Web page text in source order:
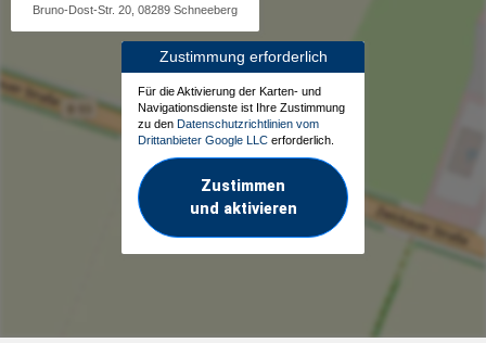
Bruno-Dost-Str. 20, 08289 Schneeberg
Zustimmung erforderlich
Für die Aktivierung der Karten- und
Navigationsdienste ist Ihre Zustimmung
zu den Datenschutzrichtlinien vom
Drittanbieter Google LLC erforderlich.
Zustimmen
und aktivieren